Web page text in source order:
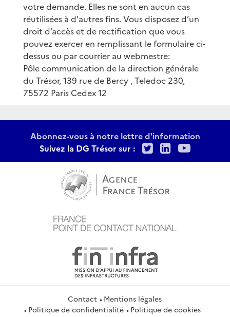
votre demande. Elles ne sont en aucun cas
réutilisées à d'autres fins. Vous disposez d’un
droit d’accès et de rectification que vous
pouvez exercer en remplissant le formulaire ci-
dessus ou par courrier au webmestre:
Pôle communication de la direction générale
du Trésor, 139 rue de Bercy , Teledoc 230,
75572 Paris Cedex 12
Abonnez-vous à notre lettre d'information
Suivez la DG Trésor sur :
TwitterLinkedIn
Contact
Mentions légales
Politique de confidentialité
Politique de cookies